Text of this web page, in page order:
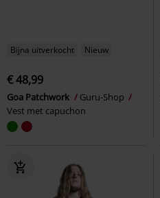
Bijna uitverkocht Nieuw
€ 48,99
Goa Patchwork
Guru-Shop
Vest met capuchon